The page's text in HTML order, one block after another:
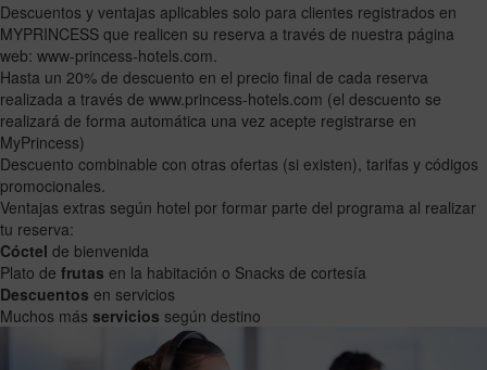
Descuentos y ventajas aplicables solo para clientes registrados en
MYPRINCESS que realicen su reserva a través de nuestra página
web: www-princess-hotels.com.
Hasta un 20% de descuento en el precio final de cada reserva
realizada a través de www.princess-hotels.com (el descuento se
realizará de forma automática una vez acepte registrarse en
MyPrincess)
Descuento combinable con otras ofertas (si existen), tarifas y códigos
promocionales.
Ventajas extras según hotel por formar parte del programa al realizar
tu reserva:
Cóctel de bienvenida
Plato de frutas en la habitación o Snacks de cortesía
Descuentos en servicios
Muchos más servicios según destino